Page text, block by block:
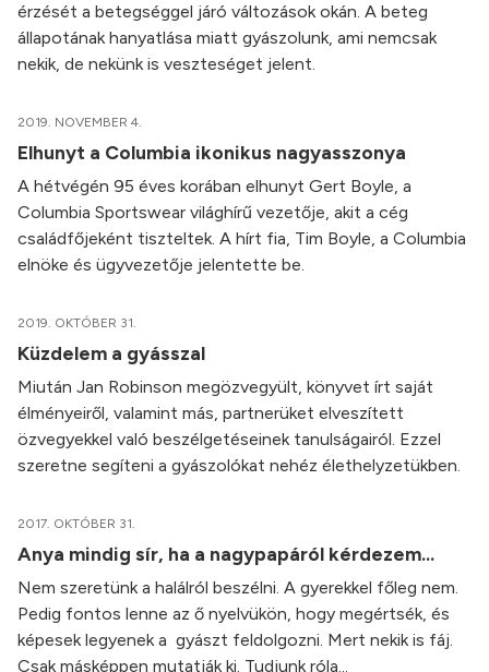
érzését a betegséggel járó változások okán. A beteg
állapotának hanyatlása miatt gyászolunk, ami nemcsak
nekik, de nekünk is veszteséget jelent.
2019. NOVEMBER 4.
Elhunyt a Columbia ikonikus nagyasszonya
A hétvégén 95 éves korában elhunyt Gert Boyle, a
Columbia Sportswear világhírű vezetője, akit a cég
családfőjeként tiszteltek. A hírt fia, Tim Boyle, a Columbia
elnöke és ügyvezetője jelentette be.
2019. OKTÓBER 31.
Küzdelem a gyásszal
Miután Jan Robinson megözvegyült, könyvet írt saját
élményeiről, valamint más, partnerüket elveszített
özvegyekkel való beszélgetéseinek tanulságairól. Ezzel
szeretne segíteni a gyászolókat nehéz élethelyzetükben.
2017. OKTÓBER 31.
Anya mindig sír, ha a nagypapáról kérdezem…
Nem szeretünk a halálról beszélni. A gyerekkel főleg nem.
Pedig fontos lenne az ő nyelvükön, hogy megértsék, és
képesek legyenek a gyászt feldolgozni. Mert nekik is fáj.
Csak másképpen mutatják ki. Tudjunk róla...